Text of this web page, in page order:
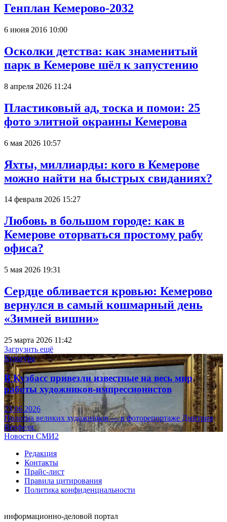
Генплан Кемерово-2032
6 июня 2016 10:00
Осколки детства: как знаменитый
парк в Кемерове шёл к запустению
8 апреля 2026 11:24
Пластиковый ад, тоска и помои: 25
фото элитной окраины Кемерова
6 мая 2026 10:57
Яхты, миллиарды: кого в Кемерове
можно найти на быстрых свиданиях?
14 февраля 2026 15:27
Любовь в большом городе: как в
Кемерове оторваться простому рабу
офиса?
5 мая 2026 19:31
Сердце обливается кровью: Кемерово
вернулся в самый кошмарный день
«Зимней вишни»
25 марта 2026 11:42
Загрузить ещё
Культура
В Кузбасс привезли известные на весь мир
работы художников-импрессионистов
23.06.2026
Полотна великих художников — в фоторепортаже Дмитрия
Верфеля.
Новости СМИ2
Редакция
Контакты
Прайс-лист
Правила цитирования
Политика конфиденциальности
информационно-деловой портал